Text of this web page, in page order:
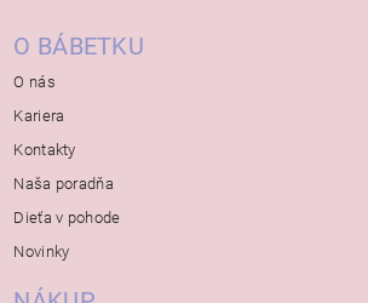
O BÁBETKU
O nás
Kariera
Kontakty
Naša poradňa
Dieťa v pohode
Novinky